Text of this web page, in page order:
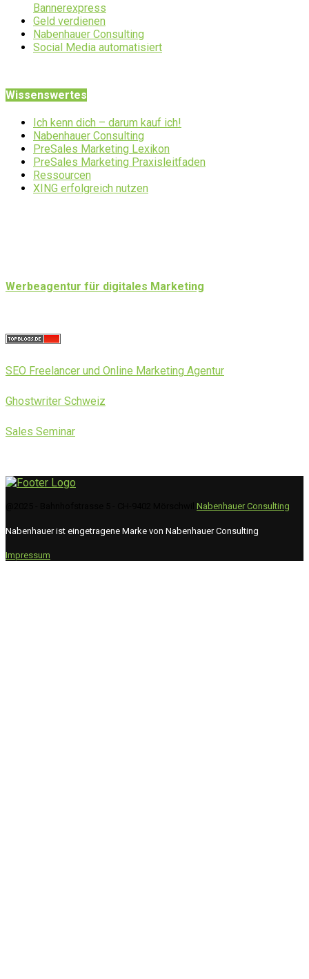
Bannerexpress
Geld verdienen
Nabenhauer Consulting
Social Media automatisiert
Wissenswertes
Ich kenn dich – darum kauf ich!
Nabenhauer Consulting
PreSales Marketing Lexikon
PreSales Marketing Praxisleitfaden
Ressourcen
XING erfolgreich nutzen
Werbeagentur für digitales Marketing
SEO Freelancer und Online Marketing Agentur
Ghostwriter Schweiz
Sales Seminar
Nabenhauer Consulting
Nabenhauer ist eingetragene Marke von Nabenhauer Consulting
Impressum